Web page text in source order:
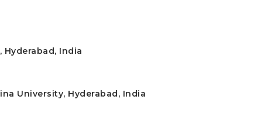
Hyderabad, India
University, Hyderabad, India